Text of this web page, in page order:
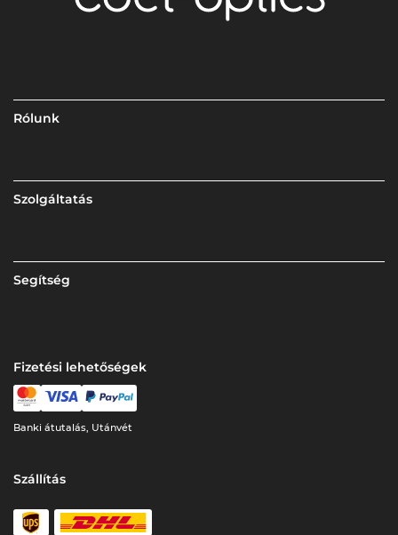
Rólunk
Szolgáltatás
Segítség
Fizetési lehetőségek
Banki átutalás, Utánvét
Szállítás